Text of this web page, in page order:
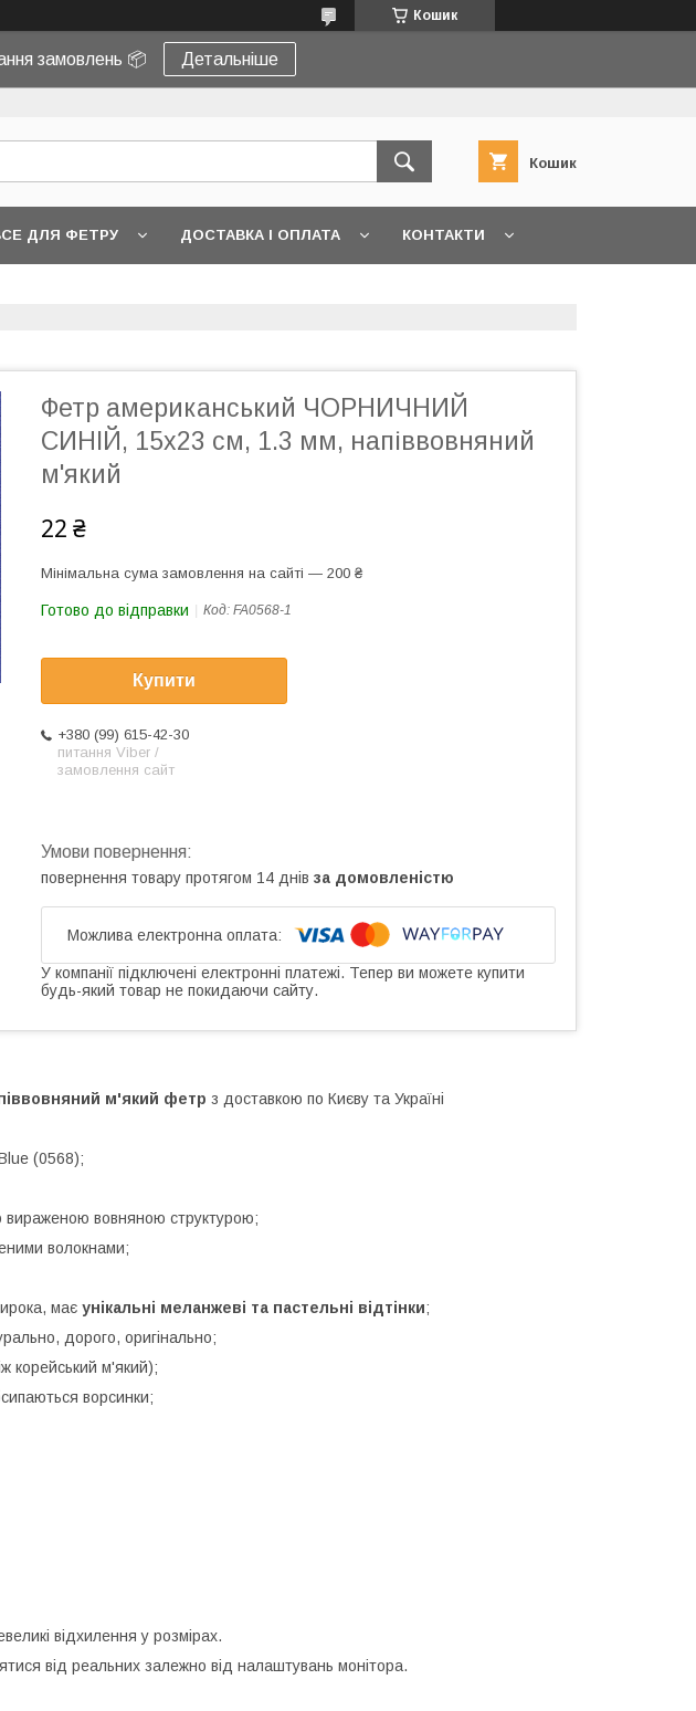
Кошик
замовлень 📦 Детальніше
Кошик
ДЛЯ ФЕТРУ ДОСТАВКА І ОПЛАТА КОНТАКТИ
Фетр американський ЧОРНИЧНИЙ
СИНІЙ, 15x23 см, 1.3 мм, напіввовняний
м'який
22 ₴
Мінімальна сума замовлення на сайті — 200 ₴
Готово до відправки Код: FA0568-1
Купити
+380 (99) 615-42-30
питання Viber /
замовлення сайт
повернення товару протягом 14 днів за домовленістю
У компанії підключені електронні платежі. Тепер ви можете купити
будь-який товар не покидаючи сайту.
м'який фетр з доставкою по Києву та Україні
(0568);
вовняною структурою;
волокнами;
має унікальні меланжеві та пастельні відтінки;
дорого, оригінально;
корейський м'який);
ворсинки;
відхилення у розмірах.
від реальних залежно від налаштувань монітора.